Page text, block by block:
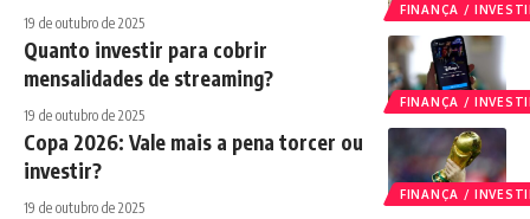
FINANÇA /
19 de outubro de 2025
FINANÇA /
Quanto investir para cobrir
mensalidades de streaming?
19 de outubro de 2025
FINANÇA /
Copa 2026: Vale mais a pena torcer ou
investir?
19 de outubro de 2025